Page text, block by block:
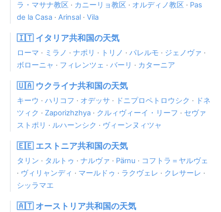
ラ・マサナ教区 · カニーリョ教区 · オルディノ教区 · Pas
de la Casa · Arinsal · Vila
🇮🇹 イタリア共和国の天気
ローマ · ミラノ · ナポリ · トリノ · パレルモ · ジェノヴァ ·
ボローニャ · フィレンツェ · バーリ · カターニア
🇺🇦 ウクライナ共和国の天気
キーウ · ハリコフ · オデッサ · ドニプロペトロウシク · ドネ
ツィク · Zaporizhzhya · クルィヴィーイ・リーフ · セヴァ
ストポリ · ルハーンシク · ヴィーンヌィツャ
🇪🇪 エストニア共和国の天気
タリン · タルトゥ · ナルヴァ · Pärnu · コフトラ＝ヤルヴェ
· ヴィリャンディ · マールドゥ · ラクヴェレ · クレサーレ ·
シッラマエ
🇦🇹 オーストリア共和国の天気